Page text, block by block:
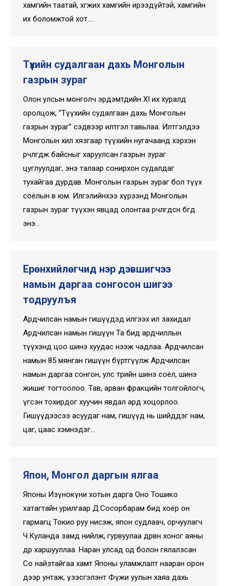
хамгийн таатай, хөгжих хамгийн ирээдүйтэй, хамгийн
их боломжтой хот.…
Түүхийн судалгаан дахь Монголын
газрын зураг
Олон улсын монголч эрдэмтдийн XI их хуралд
оролцож, “Түүхийн судалгаан дахь Монголын
газрын зураг” сэдвээр илтгэл тавьлаа. Илтгэлдээ
Монголын хил хязгаар түүхийн нугачаанд хэрхэн
өөрчлөгдөж байсныг харуулсан газрын зураг
цуглуулдаг, энэ талаар сонирхон судалдаг
тухайгаа дурдав. Монголын газрын зураг бол түүх
соёлын өв юм. Илгэлийнхээ хүрээнд Монголын
газрын зураг түүхэн явцад олонтаа өөрчлөгдсөн бөгөөд
энэ…
Ерөнхийлөгчид нэр дэвшигчээ
намын даргаа сонгосон шигээ
тодруулъя
Ардчилсан намын гишүүдэд илгээх ил захидал
Ардчилсан намын гишүүн Та бид ардчиллын
түүхэнд цоо шинэ хуудас нээж чадлаа. Ардчилсан
намын 85 мянган гишүүн бүртгүүлж Ардчилсан
намын даргаа сонгон, улс төрийн шинэ соёл, шинэ
жишиг тогтоолоо. Тав, арван фракцийн толгойлогч,
үгсэн тохирдог хуучин явдал ард хоцорлоо.
Гишүүдээсээ асуудаг нам, гишүүд нь шийддэг нам,
цаг, цаас хэмнэдэг…
Япон, Монгол даргын ялгаа
Японы Изүнокүни хотын дарга Оно Тошико
хатагтайн урилгаар Д.Сосорбарам бид хоёр он
гармагц Токио руу нисэж, япон судлаач, орчуулагч
Ч.Куланда замд нийлж, гурвуулаа дөрвөн хоног аяны
дөрөө харшууллаа. Наран улсад од болон гялалзсан
Со найзтайгаа хамт Японы уламжлалт нааран орон
дээр унтаж, үзэсгэлэнт Фүжи уулын хаяа дахь